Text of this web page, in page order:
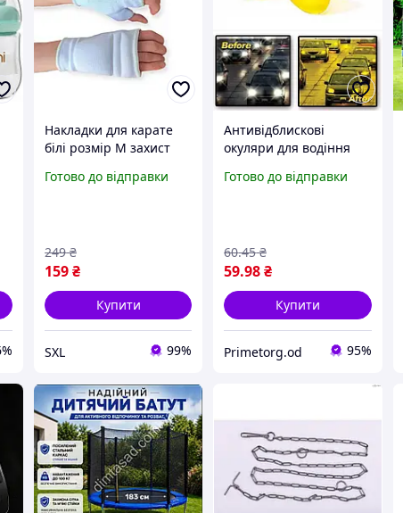
Накладки для карате
білі розмір M захист
рівень еластичний
Готово до відправки
159₴
249 ₴
Купити
SXL 99%
Антивідблискові
окуляри для водіння
View 4366 комфорт та
Готово до відправки
59.98₴
60.45 ₴
Купити
Primetorg.od 95%